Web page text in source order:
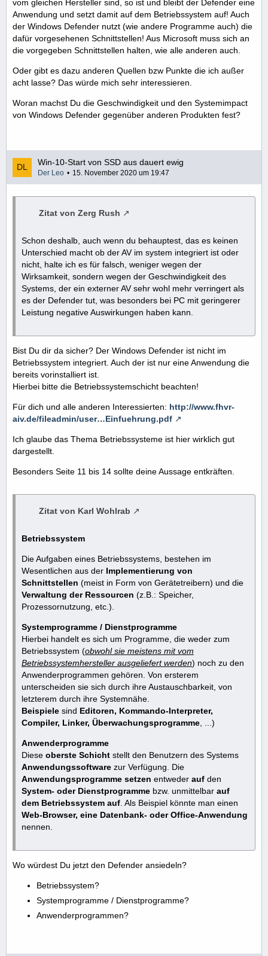
vom gleichen Hersteller sind, so ist und bleibt der Defender eine
Anwendung und setzt damit auf dem Betriebssystem auf! Auch
der Windows Defender nutzt (wie andere Programme auch) die
dafür vorgesehenen Schnittstellen! Aus Microsoft muss sich an
die vorgegeben Schnittstellen halten, wie alle anderen auch.
Oder gibt es dazu anderen Quellen bzw Punkte die ich außer
acht lasse? Das würde mich sehr interessieren.
Woran machst Du die Geschwindigkeit und den Systemimpact
von Windows Defender gegenüber anderen Produkten fest?
Win-10-Start von SSD aus dauert ewig
Der Leo 15. November 2020 um 19:47
Zitat von Zerg Rush
Schon deshalb, auch wenn du behauptest, das es keinen
Unterschied macht ob der AV im system integriert ist oder
nicht, halte ich es für falsch, weniger wegen der
Wirksamkeit, sondern wegen der Geschwindigkeit des
Systems, der ein externer AV sehr wohl mehr verringert als
es der Defender tut, was besonders bei PC mit geringerer
Leistung negative Auswirkungen haben kann.
Bist Du dir da sicher? Der Windows Defender ist nicht im
Betriebssystem integriert. Auch der ist nur eine Anwendung die
bereits vorinstalliert ist.
Hierbei bitte die Betriebssystemschicht beachten!
Für dich und alle anderen Interessierten: http://www.fhvr-
aiv.de/fileadmin/user…Einfuehrung.pdf
Ich glaube das Thema Betriebssysteme ist hier wirklich gut
dargestellt.
Besonders Seite 11 bis 14 sollte deine Aussage entkräften.
Zitat von Karl Wohlrab
Betriebssystem
Die Aufgaben eines Betriebssystems, bestehen im
Wesentlichen aus der Implementierung von
Schnittstellen (meist in Form von Gerätetreibern) und die
Verwaltung der Ressourcen (z.B.: Speicher,
Prozessornutzung, etc.).
Systemprogramme / Dienstprogramme
Hierbei handelt es sich um Programme, die weder zum
Betriebssystem (obwohl sie meistens mit vom
Betriebssystemhersteller ausgeliefert werden) noch zu den
Anwenderprogrammen gehören. Von ersterem
unterscheiden sie sich durch ihre Austauschbarkeit, von
letzterem durch ihre Systemnähe.
Beispiele sind Editoren, Kommando-Interpreter,
Compiler, Linker, Überwachungsprogramme , ...)
Anwenderprogramme
Diese oberste Schicht stellt den Benutzern des Systems
Anwendungssoftware zur Verfügung. Die
Anwendungsprogramme setzen entweder auf den
System- oder Dienstprogramme bzw. unmittelbar auf
dem Betriebssystem auf . Als Beispiel könnte man einen
Web-Browser, eine Datenbank- oder Office-Anwendung
nennen.
Wo würdest Du jetzt den Defender ansiedeln?
Betriebssystem?
Systemprogramme / Dienstprogramme?
Anwenderprogrammen?